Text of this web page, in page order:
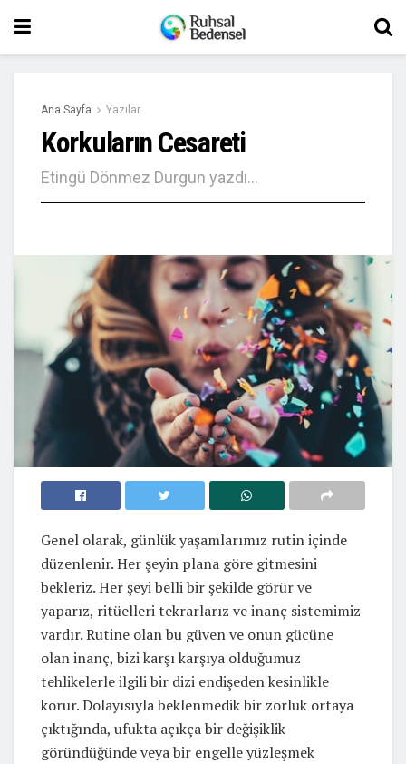
Ana Sayfa Yazılar
Korkuların Cesareti
Etingü Dönmez Durgun yazdı…
Genel olarak, günlük yaşamlarımız rutin içinde
düzenlenir. Her şeyin plana göre gitmesini
bekleriz. Her şeyi belli bir şekilde görür ve
yaparız, ritüelleri tekrarlarız ve inanç sistemimiz
vardır. Rutine olan bu güven ve onun gücüne
olan inanç, bizi karşı karşıya olduğumuz
tehlikelerle ilgili bir dizi endişeden kesinlikle
korur. Dolayısıyla beklenmedik bir zorluk ortaya
çıktığında, ufukta açıkça bir değişiklik
göründüğünde veya bir engelle yüzleşmek